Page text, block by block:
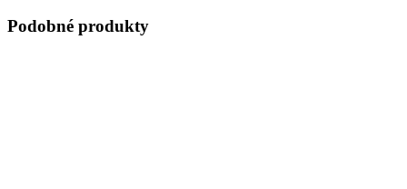
Podobné produkty